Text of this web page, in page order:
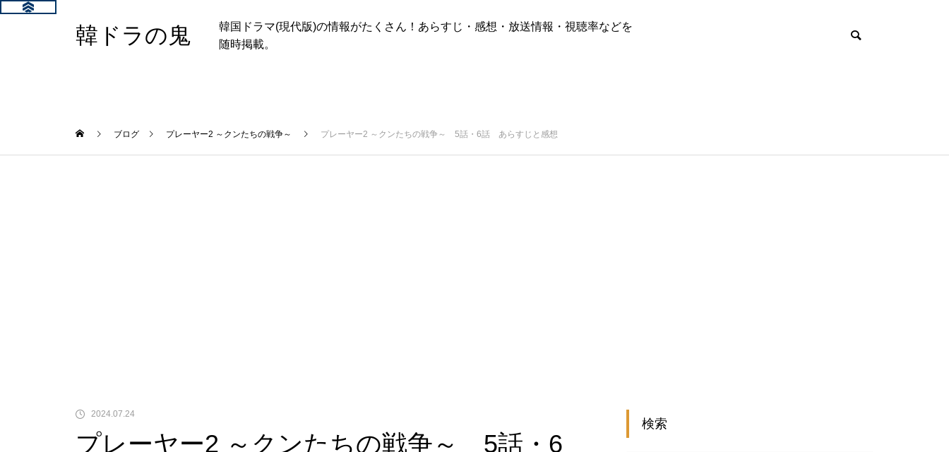
韓ドラの鬼
韓国ドラマ(現代版)の情報がたくさん！あらすじ・感想・放送情報・視聴率などを
随時掲載。
ブログ プレーヤー2 ～クンたちの戦争～ プレーヤー2 ～クンたちの戦争～ 5話・6話 あらすじと感想
2024.07.24
プレーヤー2 ～クンたちの戦争～ 5話・6
検索